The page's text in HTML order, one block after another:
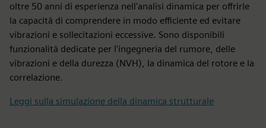
oltre 50 anni di esperienza nell'analisi dinamica per offrirle
la capacità di comprendere in modo efficiente ed evitare
vibrazioni e sollecitazioni eccessive. Sono disponibili
funzionalità dedicate per l'ingegneria del rumore, delle
vibrazioni e della durezza (NVH), la dinamica del rotore e la
correlazione.
Leggi sulla simulazione della dinamica strutturale